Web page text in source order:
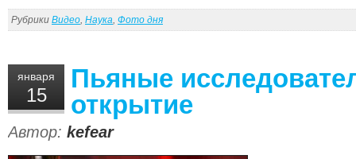
Рубрики Видео, Наука, Фото дня
января
15
Пьяные
открытие
Автор: kefear